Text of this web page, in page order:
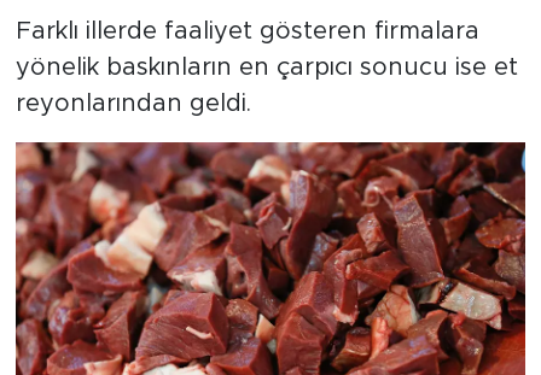
Farklı illerde faaliyet gösteren firmalara
yönelik baskınların en çarpıcı sonucu ise et
reyonlarından geldi.